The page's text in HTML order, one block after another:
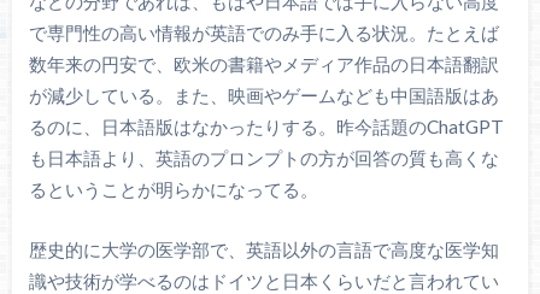
で専門性の高い情報が英語でのみ手に入る状況。たとえば
数年来の円安で、欧米の書籍やメディア作品の日本語翻訳
が減少している。また、映画やゲームなども中国語版はあ
るのに、日本語版はなかったりする。昨今話題のChatGPT
も日本語より、英語のプロンプトの方が回答の質も高くな
るということが明らかになってる。
歴史的に大学の医学部で、英語以外の言語で高度な医学知
識や技術が学べるのはドイツと日本くらいだと言われてい